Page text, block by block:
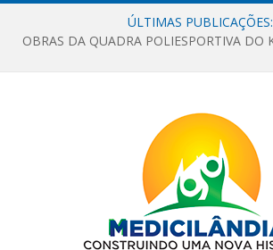
ÚLTIMAS PUBLICAÇÕES: